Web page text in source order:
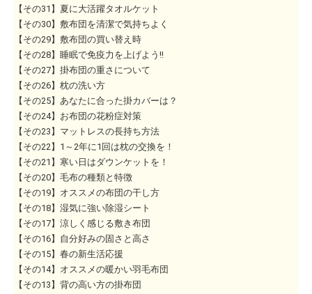
【その31】夏に大活躍タオルケット
【その30】敷布団を清潔で気持ちよく
【その29】敷布団の買い替え時
【その28】睡眠で免疫力を上げよう!!
【その27】掛布団の重さについて
【その26】枕の洗い方
【その25】あなたに合った掛カバーは？
【その24】お布団の花粉症対策
【その23】マットレスの長持ち方法
【その22】1～2年に1回は枕の交換を！
【その21】寒い日はダウンケットを！
【その20】毛布の種類と特徴
【その19】オススメの布団の干し方
【その18】湿気に強い除湿シート
【その17】涼しく感じる敷き布団
【その16】自分好みの固さと高さ
【その15】春の新生活応援
【その14】オススメの暖かい羽毛布団
【その13】背の高い方の掛布団